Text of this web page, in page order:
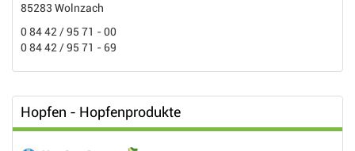
85283 Wolnzach
0 84 42 / 95 71 - 00
0 84 42 / 95 71 - 69
Hopfen - Hopfenprodukte